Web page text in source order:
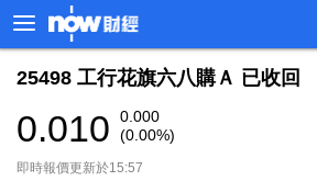
25498 工行花旗六八購Ａ 已收回
0.010
0.000
(0.00%)
即時報價更新於15:57